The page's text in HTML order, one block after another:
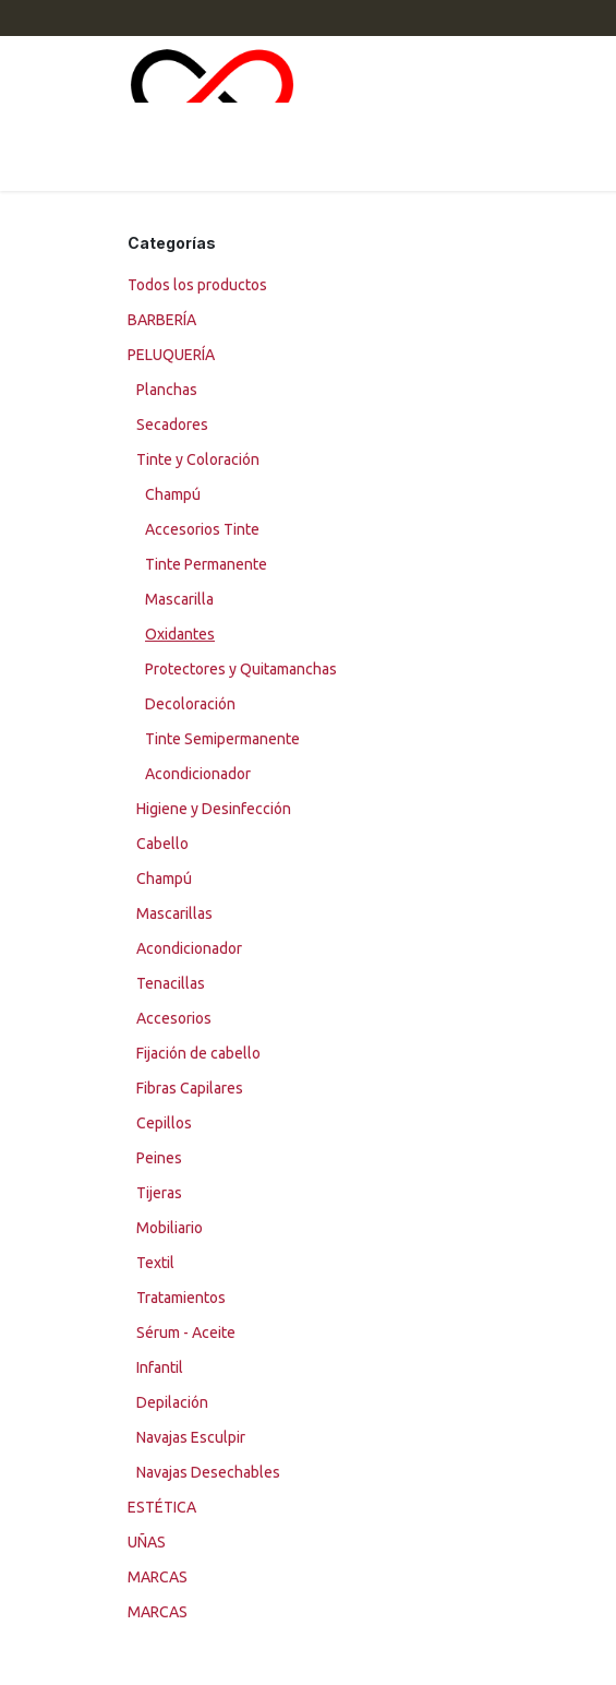
Categorías
Todos los productos
BARBERÍA
PELUQUERÍA
Planchas
Secadores
Tinte y Coloración
Champú
Accesorios Tinte
Tinte Permanente
Mascarilla
Oxidantes
Protectores y Quitamanchas
Decoloración
Tinte Semipermanente
Acondicionador
Higiene y Desinfección
Cabello
Champú
Mascarillas
Acondicionador
Tenacillas
Accesorios
Fijación de cabello
Fibras Capilares
Cepillos
Peines
Tijeras
Mobiliario
Textil
Tratamientos
Sérum - Aceite
Infantil
Depilación
Navajas Esculpir
Navajas Desechables
ESTÉTICA
UÑAS
MARCAS
MARCAS